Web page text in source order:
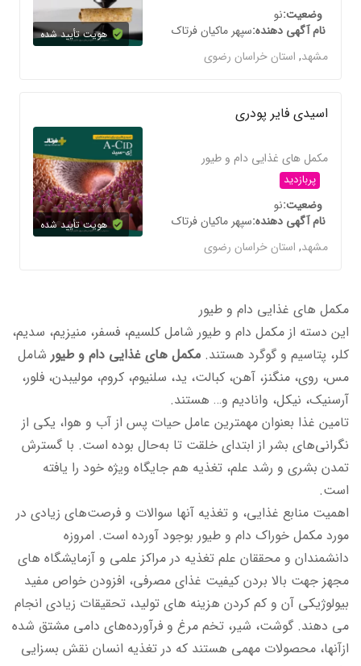
وضعیتنو
نام آگهی دهندهسپهر ماکیان فرتاک
مشهد,استان خراسان رضوی
هویت تأیید شده
اسیدی فایر پودری
مکمل های غذایی دام و طیور
پربازدید
وضعیتنو
نام آگهی دهندهسپهر ماکیان فرتاک
مشهد,استان خراسان رضوی
هویت تأیید شده
مکمل های غذایی دام و طیور
این دسته از مکمل دام و طیور شامل کلسیم، فسفر، منیزیم، سدیم،
کلر، پتاسیم و گوگرد هستند. مکمل های غذایی دام و طیورشامل
مس، روی، منگنز، آهن، کبالت، ید، سلنیوم، کروم، مولیبدن، فلور،
آرسنیک، نیکل، وانادیم و… هستند.
تامین غذا بعنوان مهمترین عامل حیات پس از آب و هوا، یکی از
نگرانی‌های بشر از ابتدای خلقت تا به‌حال بوده است. با گسترش
تمدن بشری و رشد علم، تغذیه هم جایگاه ویژه خود را یافته
است.
اهمیت منابع غذایی، و تغذیه آنها سوالات و فرصت‌های زیادی در
مورد مکمل خوراک دام و طیور بوجود آورده است. امروزه
دانشمندان و محققان علم تغذیه در مراکز علمی و آزمایشگاه های
مجهز جهت بالا بردن کیفیت غذای مصرفی، افزودن خواص مفید
بیولوژیکی آن و کم کردن هزینه های تولید، تحقیقات زیادی انجام
می دهند. گوشت، شیر، تخم مرغ و فرآورده‌های دامی مشتق شده
ازآنها، محصولات مهمی هستند که در تغذیه انسان نقش بسزایی